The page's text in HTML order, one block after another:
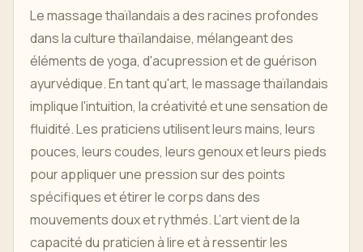
Le massage thaïlandais a des racines profondes
dans la culture thaïlandaise, mélangeant des
éléments de yoga, d'acupression et de guérison
ayurvédique. En tant qu'art, le massage thaïlandais
implique l'intuition, la créativité et une sensation de
fluidité. Les praticiens utilisent leurs mains, leurs
pouces, leurs coudes, leurs genoux et leurs pieds
pour appliquer une pression sur des points
spécifiques et étirer le corps dans des
mouvements doux et rythmés. L’art vient de la
capacité du praticien à lire et à ressentir les